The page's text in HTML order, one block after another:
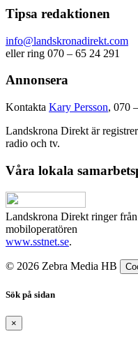
Tipsa redaktionen
info@landskronadirekt.com
eller ring 070 – 65 24 291
Annonsera
Kontakta Kary Persson, 070
Landskrona Direkt är
radio och tv.
Våra lokala
Landskrona Direkt ringer
mobiloperatören
www.sstnet.se.
© 2026 Zebra Media HB
Sök på sidan
×